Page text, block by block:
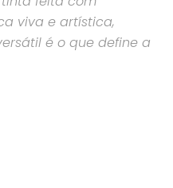
viva e artística,
é o que define a